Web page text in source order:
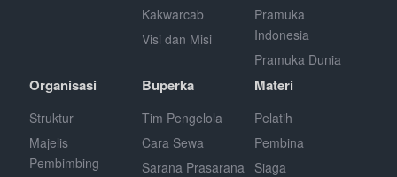
Kakwarcab
Visi dan Misi
Pramuka
Indonesia
Pramuka Dunia
Organisasi
Struktur
Majelis
Pembimbing
Buperka
Tim Pengelola
Cara Sewa
Sarana Prasarana
Materi
Pelatih
Pembina
Siaga